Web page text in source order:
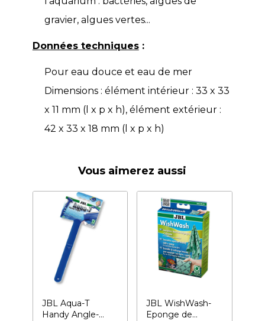
gravier, algues vertes...
Données techniques:
Pour eau douce et eau de mer
Dimensions : élément intérieur : 33 x 33
x 11 mm (l x p x h), élément extérieur :
42 x 33 x 18 mm (l x p x h)
Vous aimerez aussi
JBL Aqua-T
Handy Angle-
JBL WishWash-
Eponge de